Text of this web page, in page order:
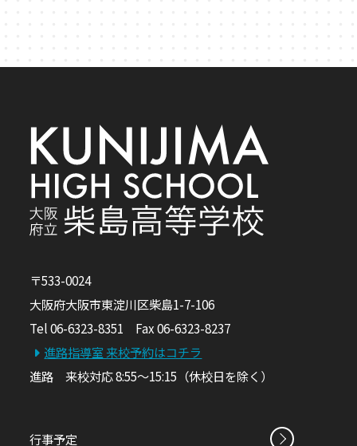
〒533-0024
大阪府大阪市東淀川区柴島1-7-106
Tel 06-6323-8351 Fax 06-6323-8237
進路指導室 来校予約はコチラ
進路 来校対応 8:55～15:15（休校日を除く）
行事予定